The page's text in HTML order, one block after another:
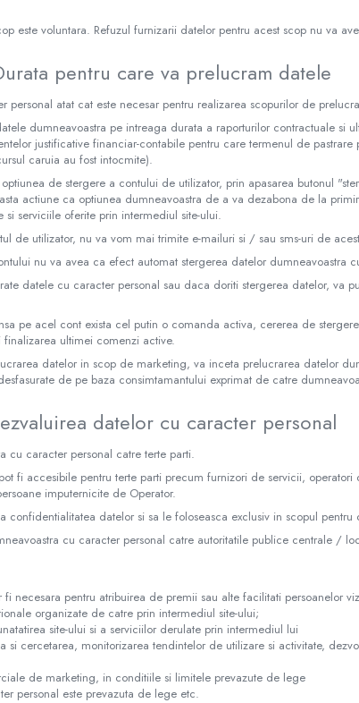
este voluntara. Refuzul furnizarii datelor pentru acest scop nu va
pentru care va prelucram datele
atat cat este necesar pentru realizarea scopurilor de
dumneavoastra pe intreaga durata a raporturilor contractuale si
justificative financiar-contabile pentru care termenul de
caruia au fost intocmite).
de stergere a contului de utilizator, prin apasarea butonul
actiune ca optiunea dumneavoastra de a va dezabona de la
serviciile oferite prin intermediul site-ului.
de utilizator, nu va vom mai trimite e-mailuri si / sau sms-uri de
nu va avea ca efect automat stergerea datelor dumneavoastra
datele cu caracter personal sau daca doriti stergerea datelor, va
pe acel cont exista cel putin o comanda activa, cererea de
ultimei comenzi active.
datelor in scop de marketing, va inceta prelucrarea datelor
de pe baza consimtamantului exprimat de catre
datelor cu caracter personal
caracter personal catre terte parti.
fi accesibile pentru terte parti precum furnizori de servicii,
imputernicite de Operator.
confidentialitatea datelor si sa le foloseasca exclusiv in scopul pentru
cu caracter personal catre autoritatile publice centrale /
necesara pentru atribuirea de premii sau alte facilitati persoanelor
organizate de catre prin intermediul site-ului;
site-ului si a serviciilor derulate prin intermediul lui
si cercetarea, monitorizarea tendintelor de utilizare si activitate,
de marketing, in conditiile si limitele prevazute de lege
personal este prevazuta de lege etc.